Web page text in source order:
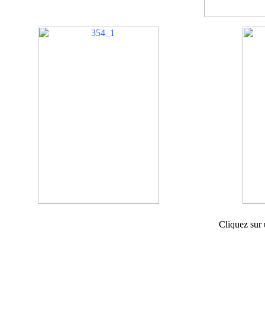
Cliquez sur